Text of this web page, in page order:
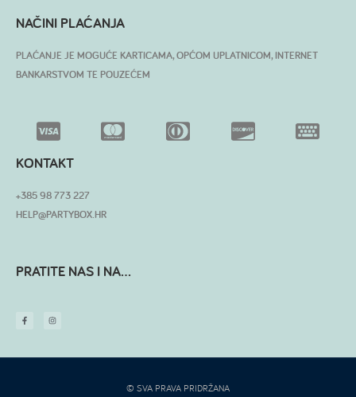
NAČINI PLAĆANJA
PLAĆANJE JE MOGUĆE KARTICAMA, OPĆOM UPLATNICOM, INTERNET
BANKARSTVOM TE POUZEĆEM
KONTAKT
+385 98 773 227
HELP@PARTYBOX.HR
PRATITE NAS I NA...
© SVA PRAVA PRIDRŽANA